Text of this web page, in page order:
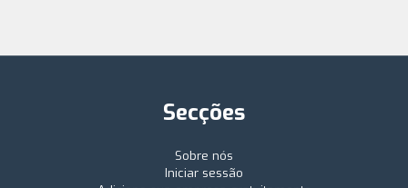
Secções
Sobre nós
Iniciar sessão